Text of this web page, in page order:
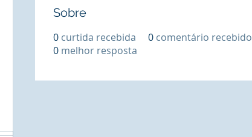
Sobre
0 curtida recebida 0 comentário recebido
0 melhor resposta